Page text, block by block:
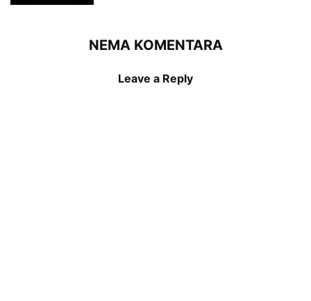
NEMA KOMENTARA
Leave a Reply